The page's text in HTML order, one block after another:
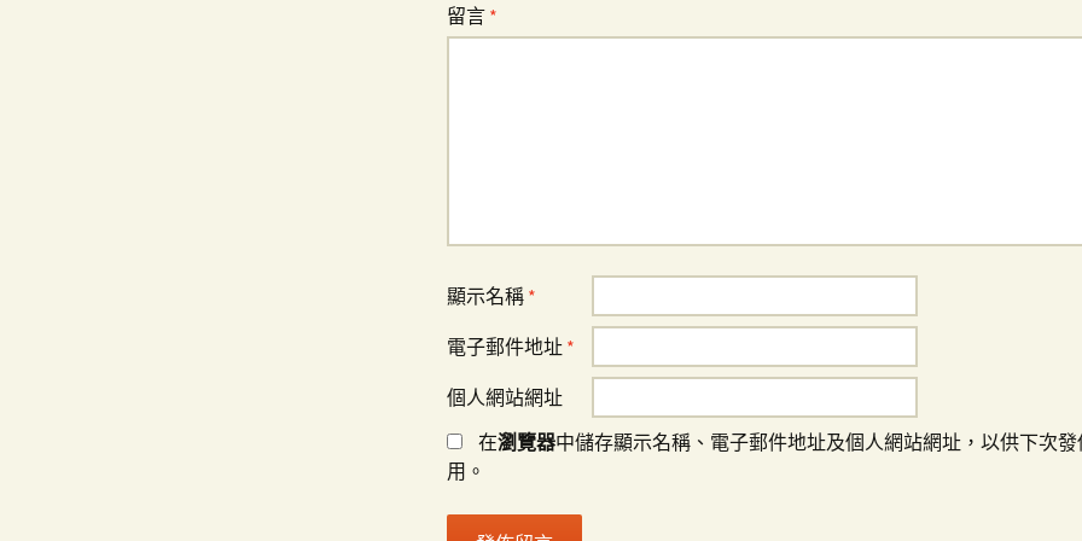
留言 *
顯示名稱 *
電子郵件地址 *
個人網站網址
在瀏覽器中儲存顯示名稱、電子郵件地址及個人網站網址，以供下次
用。